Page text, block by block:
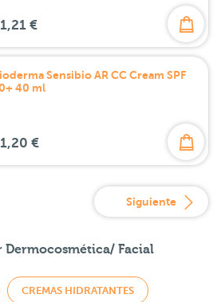
€
Sensibio AR CC Cream SPF
40 ml
€
Siguiente
Dermocosmética/ Facial
CREMAS HIDRATANTES